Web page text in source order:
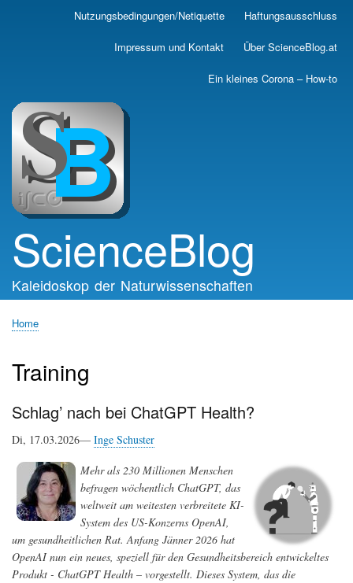
Skip
main
Nutzungsbedingungen/Netiquette Haftungsausschluss
Impressum und Kontakt Über ScienceBlog.at
Ein kleines Corona – How-to
ScienceBlog
Kaleidoskop der Naturwissenschaften
Home
Training
Schlag’ nach bei ChatGPT Health?
Di, 17.03.2026— Inge Schuster
Mehr als 230 Millionen Menschen
befragen wöchentlich ChatGPT, das
weltweit am weitesten verbreitete KI-
System des US-Konzerns OpenAI,
um gesundheitlichen Rat. Anfang Jänner 2026 hat
OpenAI nun ein neues, speziell für den Gesundheitsbereich entwickeltes
Produkt - ChatGPT Health – vorgestellt. Dieses System, das die